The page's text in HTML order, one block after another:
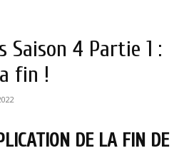
Saison 4 Partie 1 :
fin !
DE LA FIN DE